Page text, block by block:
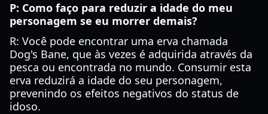
P: Como faço para reduzir a idade do meu
personagem se eu morrer demais?
R: Você pode encontrar uma erva chamada
Dog's Bane, que às vezes é adquirida através da
pesca ou encontrada no mundo. Consumir esta
erva reduzirá a idade do seu personagem,
prevenindo os efeitos negativos do status de
idoso.